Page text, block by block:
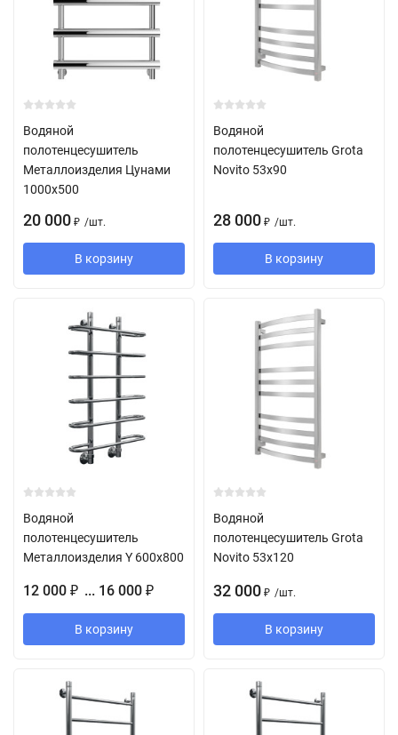
Водяной
полотенцесушитель
Металлоизделия Цунами
1000х500
20 000 ₽ /шт.
В корзину
Водяной
полотенцесушитель Grota
Novito 53х90
28 000 ₽ /шт.
В корзину
Водяной
полотенцесушитель
Металлоизделия Y 600х800
12 000 ₽ ... 16 000 ₽
В корзину
Водяной
полотенцесушитель Grota
Novito 53х120
32 000 ₽ /шт.
В корзину